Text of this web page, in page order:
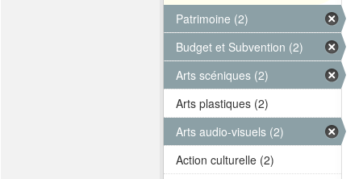
Patrimoine (2)
Budget et Subvention (2)
Arts scéniques (2)
Arts plastiques (2)
Arts audio-visuels (2)
Action culturelle (2)